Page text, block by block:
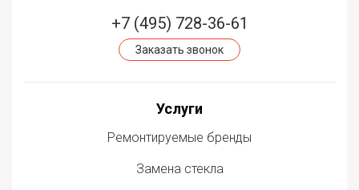
+7 (495) 728-36-61
Заказать звонок
Услуги
Ремонтируемые бренды
Замена стекла